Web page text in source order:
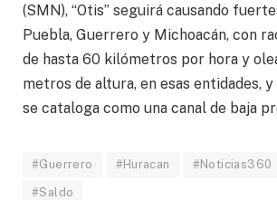
(SMN), “Otis” seguirá causando
Puebla, Guerrero y Michoacán, con
de hasta 60 kilómetros por hora y
metros de altura, en esas entidades, y
se cataloga como una canal de baja
#Guerrero #Huracan #Noticias360
#Saldo